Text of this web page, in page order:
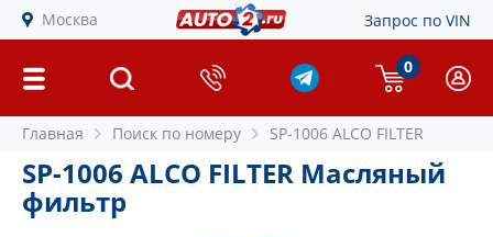
Москва Запрос по VIN
0
Главная Поиск по номеру SP-1006 ALCO FILTER
SP-1006 ALCO FILTER Масляный
фильтр